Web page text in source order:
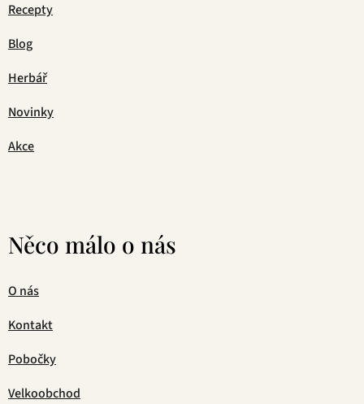
Recepty
Blog
Herbář
Novinky
Akce
Něco málo o nás
O nás
Kontakt
Pobočky
Velkoobchod